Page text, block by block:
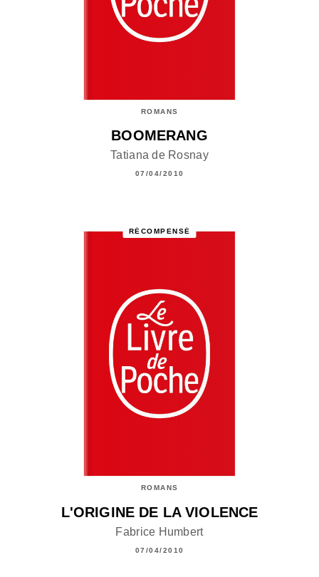
ROMANS
BOOMERANG
Tatiana de Rosnay
07/04/2010
RÉCOMPENSÉ
ROMANS
L'ORIGINE DE LA VIOLENCE
Fabrice Humbert
07/04/2010